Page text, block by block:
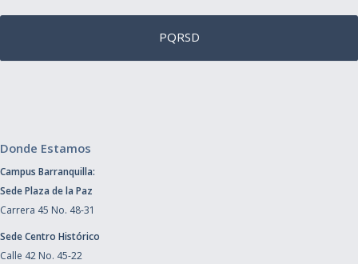
PQRSD
Donde Estamos
Campus Barranquilla:
Sede Plaza de la Paz
Carrera 45 No. 48-31
Sede Centro Histórico
Calle 42 No. 45-22